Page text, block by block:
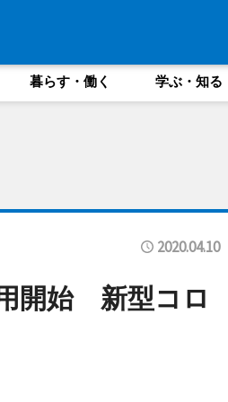
暮らす・働く 学ぶ・知る
2020.04.10
開始 新型コロ